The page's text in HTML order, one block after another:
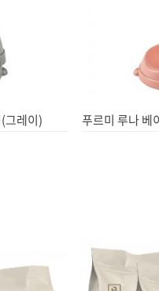
그레이) 푸르미 루나 베